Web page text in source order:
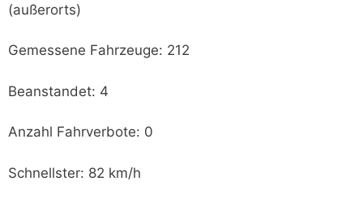
(außerorts)
Gemessene Fahrzeuge: 212
Beanstandet: 4
Anzahl Fahrverbote: 0
Schnellster: 82 km/h